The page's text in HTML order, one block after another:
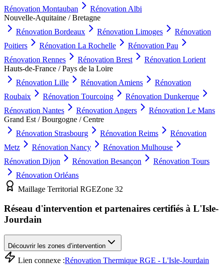
Rénovation Montauban Rénovation Albi
Nouvelle-Aquitaine / Bretagne
Rénovation Bordeaux Rénovation Limoges
Rénovation
Poitiers
Rénovation La Rochelle Rénovation Pau
Rénovation Rennes Rénovation Brest Rénovation Lorient
Hauts-de-France / Pays de la Loire
Rénovation Lille Rénovation Amiens
Rénovation
Roubaix
Rénovation Tourcoing Rénovation Dunkerque
Rénovation Nantes Rénovation Angers Rénovation Le Mans
Grand Est / Bourgogne / Centre
Rénovation Strasbourg Rénovation Reims
Rénovation
Metz
Rénovation Nancy Rénovation Mulhouse
Rénovation Dijon Rénovation Besançon Rénovation Tours
Rénovation Orléans
Maillage Territorial RGEZone 32
Réseau d'intervention et partenaires certifiés à L'Isle-
Jourdain
Découvrir les zones d’intervention
Lien connexe :Rénovation Thermique RGE - L'Isle-Jourdain